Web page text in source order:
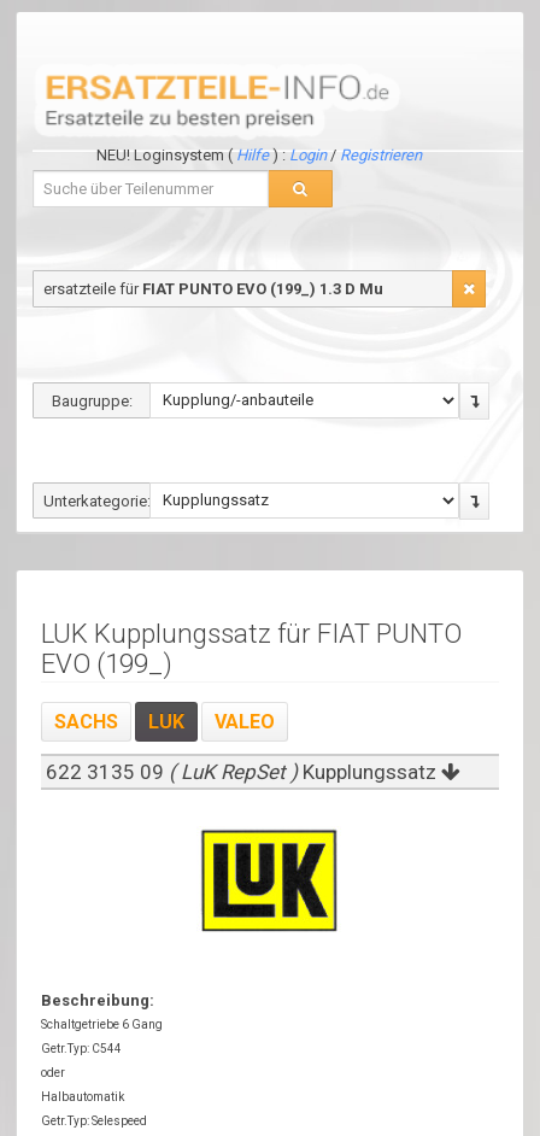
NEU! Loginsystem (Hilfe) :Login/ Registrieren
ersatzteile für FIAT PUNTO EVO (199_) 1.3 D Mu
Baugruppe:
Unterkategorie:
LUK Kupplungssatz für FIAT PUNTO
EVO (199_)
SACHS LUK VALEO
622 3135 09 ( LuK RepSet ) Kupplungssatz
Beschreibung:
Schaltgetriebe 6 Gang
Getr.Typ: C544
oder
Halbautomatik
Getr.Typ: Selespeed